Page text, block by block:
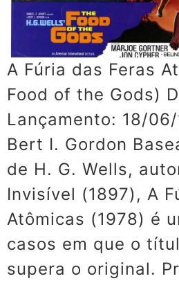
A Fúria das Feras
Food of the Gods)
Lançamento: 18/
Bert I. Gordon
de H. G. Wells,
Invisível (1897), A
Atômicas (1978) é
casos em que o
supera o original.